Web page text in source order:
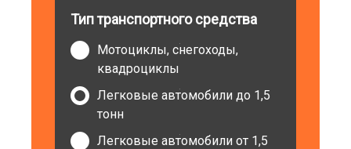
Тип транспортного средства
Мотоциклы, снегоходы,
квадроциклы
Легковые автомобили до 1,5
тонн
Легковые автомобили от 1,5